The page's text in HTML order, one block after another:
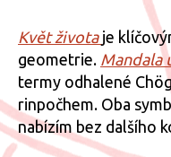
Květ života je
geometrie. Mandala
termy odhalené
rinpočhem. Oba
nabízím bez dalšího